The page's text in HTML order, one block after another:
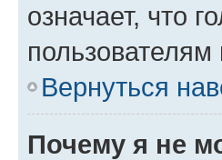
означает, что
Вернуться
Почему я не